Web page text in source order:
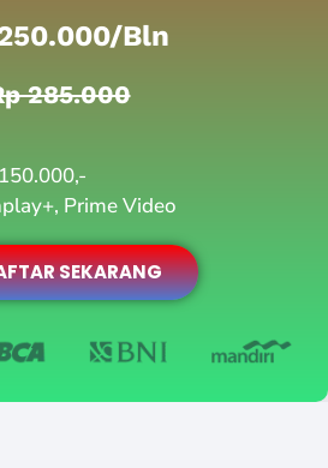
bln
285.000
Prime Video
SEKARANG